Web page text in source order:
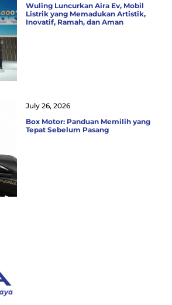
Wuling Luncurkan Aira Ev, Mobil
Listrik yang Memadukan Artistik,
Inovatif, Ramah, dan Aman
Box Motor: Panduan Memilih yang
Tepat Sebelum Pasang
July 26, 2026